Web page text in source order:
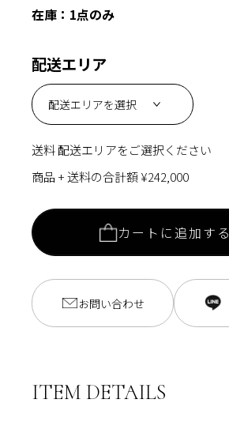
開
価
在庫：1点のみ
配送エリア
送料配送エリアをご選択ください
商品 + 送料の合計額¥242,000
カートに追加する
お問い合わせ
ITEM DETAILS